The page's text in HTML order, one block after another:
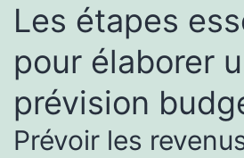
Les étapes
pour élaborer
prévision
Prévoir les